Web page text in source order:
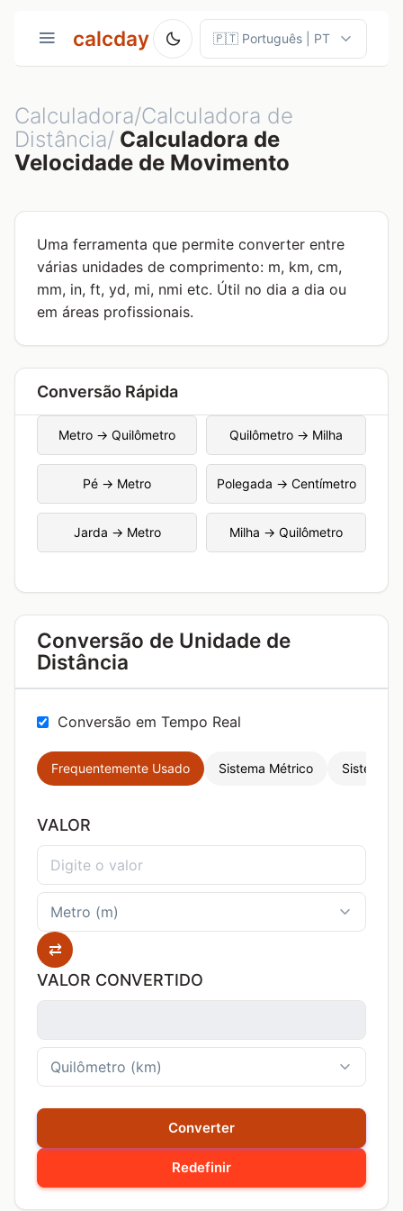
calcday
Calculadora/Calculadora de
Distância/ Calculadora de
Velocidade de Movimento
Uma ferramenta que permite converter entre
várias unidades de comprimento: m, km, cm,
mm, in, ft, yd, mi, nmi etc. Útil no dia a dia ou
em áreas profissionais.
Conversão Rápida
Metro → Quilômetro Quilômetro → Milha
Pé → Metro Polegada → Centímetro
Jarda → Metro Milha → Quilômetro
Conversão de Unidade de
Distância
Conversão em Tempo Real
Frequentemente Usado Sistema Métrico Sistema
VALOR
⇄
VALOR CONVERTIDO
Redefinir
Converter